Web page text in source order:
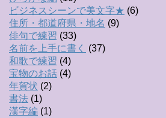
ビジネスシーンで美文字★ (6)
住所・都道府県・地名 (9)
俳句で練習 (33)
名前を上手に書く
(37)
和歌で練習 (4)
宝物のお話 (4)
年賀状 (2)
書法 (1)
漢字編 (1)